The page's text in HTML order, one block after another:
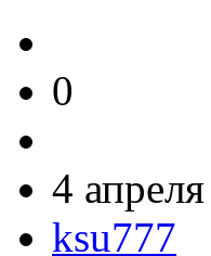
0
4
ksu777